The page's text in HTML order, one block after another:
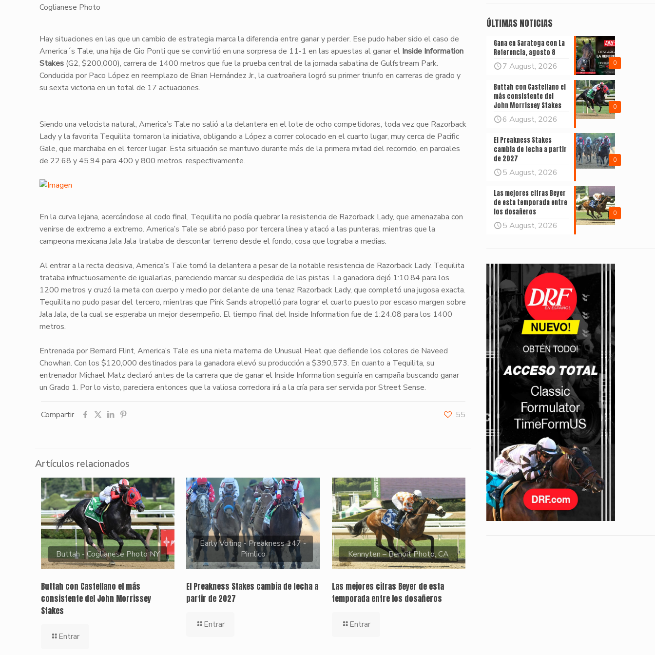
Coglianese Photo
​Hay situaciones en las que un cambio de estrategia marca la diferencia entre ganar y perder. Ese pudo haber sido el caso de
America´s Tale, una hija de Gio Ponti que se convirtió en una sorpresa de 11-1 en las apuestas al ganar el Inside Information
Stakes(G2, $200,000), carrera de 1400 metros que fue la prueba central de la jornada sabatina de Gulfstream Park.
Conducida por Paco López en reemplazo de Brian Hernández Jr., la cuatroañera logró su primer triunfo en carreras de grado y
su sexta victoria en un total de 17 actuaciones.
​Siendo una velocista natural, America’s Tale no salió a la delantera en el lote de ocho competidoras, toda vez que Razorback
Ladyy la favorita Tequilita tomaron la iniciativa, obligando a López a correr colocado en el cuarto lugar, muy cerca de Pacific
Gale, que marchaba en el tercer lugar. Esta situación se mantuvo durante más de la primera mitad del recorrido, en parciales
de 22.68 y 45.94 para 400 y 800 metros, respectivamente.
​En la curva lejana, acercándose al codo final, Tequilita no podía quebrar la resistencia de Razorback Lady, que amenazaba con
venirse de extremo a extremo. America’s Tale se abrió paso por tercera línea y atacó a las punteras, mientras que la
campeona mexicana Jala Jala trataba de descontar terreno desde el fondo, cosa que lograba a medias.
Al entrar a la recta decisiva, America’s Tale tomó la delantera a pesar de la notable resistencia de Razorback Lady. Tequilita
trataba infructuosamente de igualarlas, pareciendo marcar su despedida de las pistas. La ganadora dejó 1:10.84 para los
1200 metros y cruzó la meta con cuerpo y medio por delante de una tenaz Razorback Lady, que completó una jugosa exacta.
Tequilita no pudo pasar del tercero, mientras que Pink Sands atropelló para lograr el cuarto puesto por escaso margen sobre
Jala Jala, de la cual se esperaba un mejor desempeño. El tiempo final del Inside Information fue de 1:24.08 para los 1400
metros.
Entrenada por Bernard Flint, America’s Tale es una nieta materna de Unusual Heatque defiende los colores de Naveed
Chowhan. Con los $120,000 destinados para la ganadora elevó su producción a $390,573. En cuanto a Tequilita, su
entrenador Michael Matz declaró antes de la carrera que de ganar el Inside Information seguiría en campaña buscando ganar
un Grado 1. Por lo visto, pareciera entonces que la valiosa corredora irá a la cría para ser servida porStreet Sense.
Compartir 55
Artículos relacionados
Buttah - Coglianese Photo NY
Buttah con Castellano el más
consistente del John Morrissey
Stakes
Entrar
Early Voting - Preakness 147 -
Pimlico
El Preakness Stakes cambia de fecha a
partir de 2027
Entrar
Kennyten – Benoit Photo, CA
Las mejores cifras Beyer de esta
temporada entre los dosañeros
Entrar
ÚLTIMAS NOTICIAS
0
Gana en Saratoga con La
Referencia, agosto 8
7 August, 2026
0
Buttah con Castellano el
más consistente del
John Morrissey Stakes
6 August, 2026
0
El Preakness Stakes
cambia de fecha a partir
de 2027
5 August, 2026
0
Las mejores cifras Beyer
de esta temporada entre
los dosañeros
5 August, 2026